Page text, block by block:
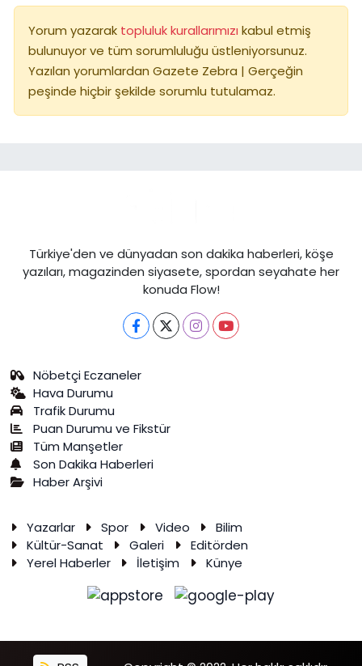
Yorum yazarak topluluk kurallarımızı kabul etmiş
bulunuyor ve tüm sorumluluğu üstleniyorsunuz.
Yazılan yorumlardan Gazete Zebra | Gerçeğin
peşinde hiçbir şekilde sorumlu tutulamaz.
Türkiye'den ve dünyadan son dakika haberleri, köşe
yazıları, magazinden siyasete, spordan seyahate her
konuda Flow!
Nöbetçi Eczaneler
Hava Durumu
Trafik Durumu
Puan Durumu ve Fikstür
Tüm Manşetler
Son Dakika Haberleri
Haber Arşivi
Yazarlar Spor Video
Bilim
Kültür-Sanat
Galeri
Editörden
Yerel Haberler
İletişim Künye